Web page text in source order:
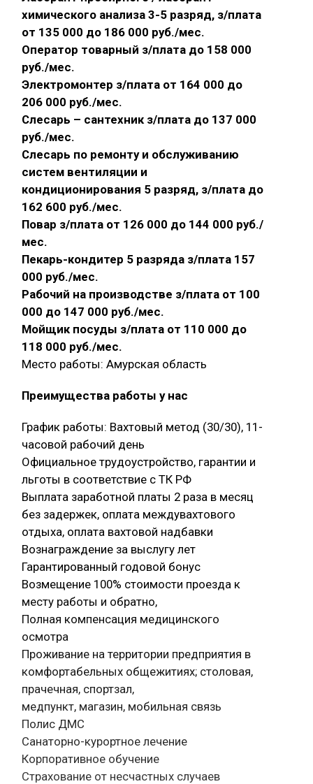
химического анализа 3-5 разряд, з/плата
от 135 000 до 186 000 руб./мес.
Оператор товарный з/плата до 158 000
руб./мес.
Электромонтер з/плата от 164 000 до
206 000 руб./мес.
Слесарь – сантехник з/плата до 137 000
руб./мес.
Слесарь по ремонту и обслуживанию
систем вентиляции и
кондиционирования 5 разряд, з/плата до
162 600 руб./мес.
Повар з/плата от 126 000 до 144 000 руб./
мес.
Пекарь-кондитер 5 разряда з/плата 157
000 руб./мес.
Рабочий на производстве з/плата от 100
000 до 147 000 руб./мес.
Мойщик посуды з/плата от 110 000 до
118 000 руб./мес.
Место работы: Амурская область
Преимущества работы у нас
График работы: Вахтовый метод (30/30), 11-
часовой рабочий день
Официальное трудоустройство, гарантии и
льготы в соответствие с ТК РФ
Выплата заработной платы 2 раза в месяц
без задержек, оплата междувахтового
отдыха, оплата вахтовой надбавки
Вознаграждение за выслугу лет
Гарантированный годовой бонус
Возмещение 100% стоимости проезда к
месту работы и обратно,
Полная компенсация медицинского
осмотра
Проживание на территории предприятия в
комфортабельных общежитиях; столовая,
прачечная, спортзал,
медпункт, магазин, мобильная связь
Полис ДМС
Санаторно-курортное лечение
Корпоративное обучение
Страхование от несчастных случаев